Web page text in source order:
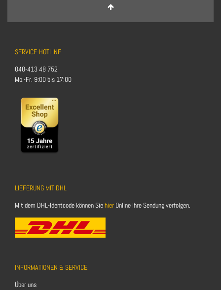
SERVICE-HOTLINE
040-413 48 752
Mo.-Fr. 9:00 bis 17:00
LIEFERUNG MIT DHL
Mit dem DHL-Identcode können Siehier Online Ihre Sendung verfolgen.
INFORMATIONEN & SERVICE
Über uns